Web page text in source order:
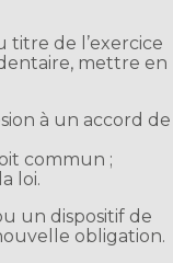
titre de l’exercice
mettre en
à un accord de
commun ;
loi.
un dispositif de
obligation.